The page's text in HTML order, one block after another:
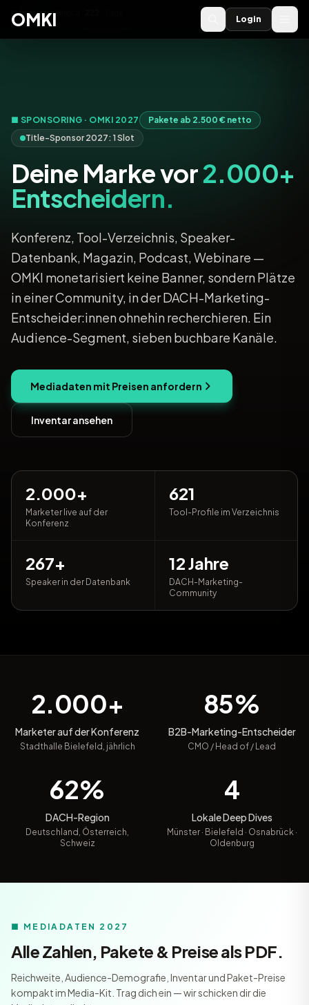
OMKI 2027
OMKI Login
■ SPONSORING · OMKI 2027
Pakete ab 2.500 € netto
Title-Sponsor 2027: 1 Slot
Deine Marke vor2.000+
Entscheidern.
Konferenz, Tool-Verzeichnis, Speaker-
Datenbank, Magazin, Podcast, Webinare —
OMKI monetarisiert keine Banner, sondern Plätze
in einer Community, in der DACH-Marketing-
Entscheider:innen ohnehin recherchieren. Ein
Audience-Segment, sieben buchbare Kanäle.
Mediadaten mit Preisen anfordern
Inventar ansehen
2.000+
Marketer live auf der
Konferenz
621
Tool-Profile im Verzeichnis
267+
Speaker in der Datenbank
12 Jahre
DACH-Marketing-
Community
2.000+
Marketer auf der Konferenz
Stadthalle Bielefeld, jährlich
85%
B2B-Marketing-Entscheider
CMO / Head of / Lead
62%
DACH-Region
Deutschland, Österreich,
Schweiz
4
Lokale Deep Dives
Münster · Bielefeld · Osnabrück ·
Oldenburg
■ MEDIADATEN 2027
Alle Zahlen, Pakete & Preise als PDF.
Reichweite, Audience-Demografie, Inventar und Paket-Preise
kompakt im Media-Kit. Trag dich ein — wir schicken dir die